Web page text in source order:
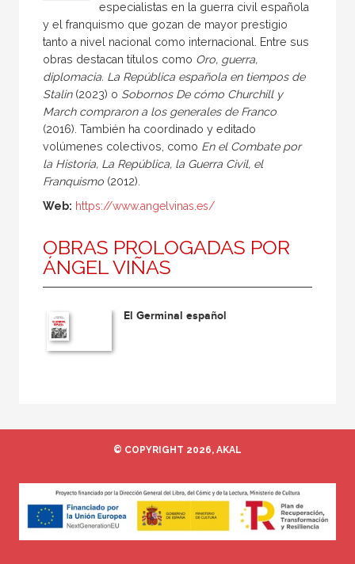
Editora
Escritor
Escritora
Ilustrador
Prologuista
Traductora
especialistas en la guerra civil española
y el franquismo que gozan de mayor prestigio
tanto a nivel nacional como internacional. Entre sus
obras destacan títulos como Oro, guerra,
diplomacia. La República española en tiempos de
Stalin(2023) o Sobornos De cómo Churchill y
March compraron a los generales de Franco
(2016). También ha coordinado y editado
volúmenes colectivos, como En el Combate por
la Historia, La República, la Guerra Civil, el
Franquismo (2012).
Web: https://www.angelvinas.es/
OBRAS PROLOGADAS POR
ÁNGEL VIÑAS
El Germinal español
© COPYRIGHT 2026, AKAL